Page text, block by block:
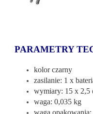
PARAMETRY
kolor czarny
zasilanie: 1 x
wymiary: 15 x 2,5
waga: 0,035 kg